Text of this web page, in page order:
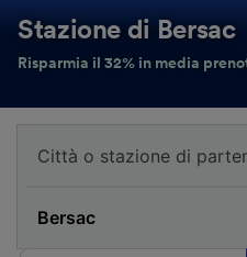
Stazione di Bersac
Risparmia il 32% in media